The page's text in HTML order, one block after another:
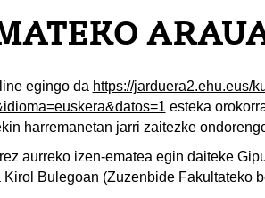
egingo da https://jarduera2.ehu.eus/
esteka
harremanetan jarri zaitezke
aurreko izen-ematea egin daiteke
Kirol Bulegoan (Zuzenbide Fakultateko